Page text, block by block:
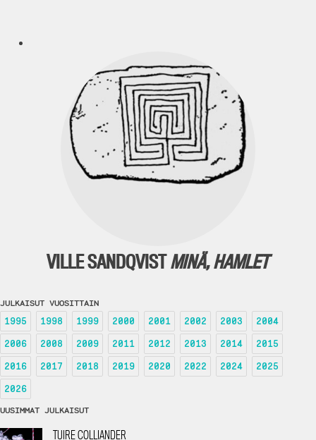
VILLE SANDQVISTMINÄ, HAMLET
JULKAISUT VUOSITTAIN
1995 1998 1999 2000 2001 2002 2003
2004
2006
2008 2009 2011 2012 2013 2014
2015
2016
2017 2018 2019 2020 2022 2024
2025
2026
UUSIMMAT JULKAISUT
TUIRE COLLIANDER